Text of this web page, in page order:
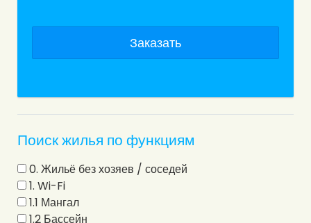
Заказать
Поиск жилья по функциям
0. Жильё без хозяев / соседей
1. Wi-Fi
1.1 Мангал
1.2 Бассейн